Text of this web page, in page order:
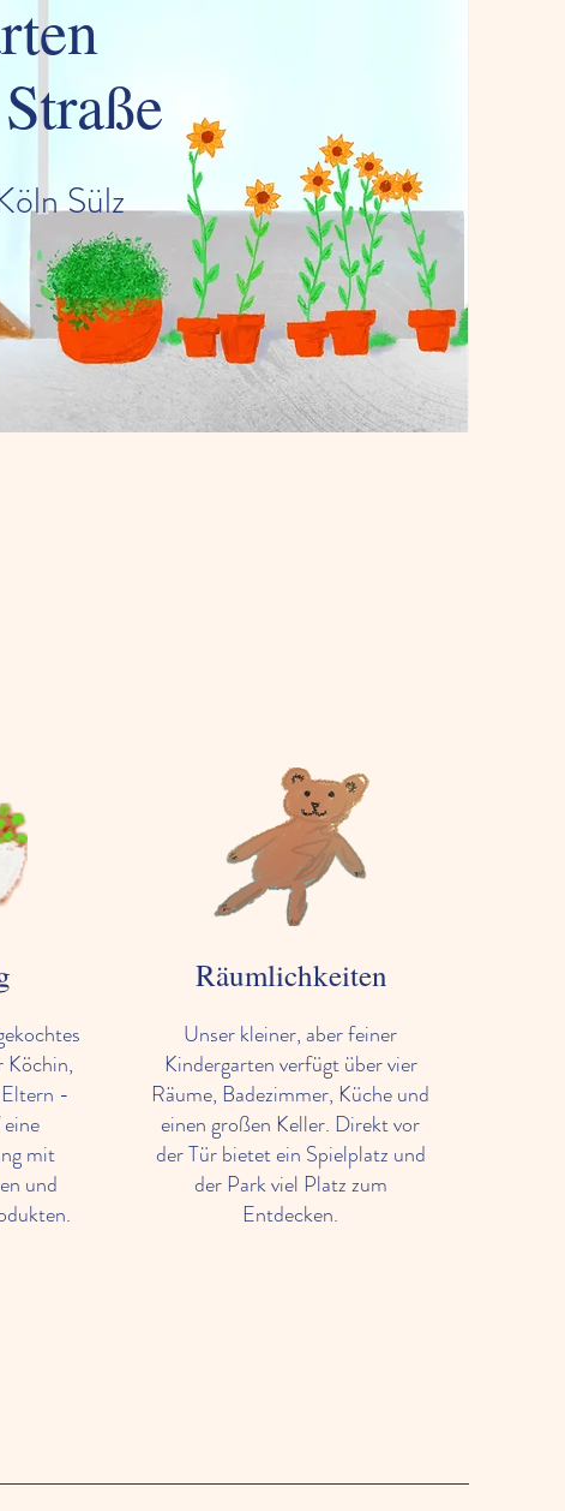
Sülz
Köchin,
-
mit
und
Räumlichkeiten
Unser kleiner, aber feiner
Kindergarten verfügt über vier
Räume, Badezimmer, Küche und
einen großen Keller. Direkt vor
der Tür bietet ein Spielplatz und
der Park viel Platz zum
Entdecken.